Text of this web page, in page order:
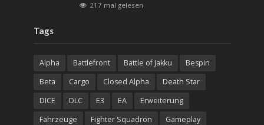
217 mal gelesen
Tags
Alpha Battlefront Battle of Jakku
Bespin
Beta
Cargo Closed Alpha
Death Star
DICE
DLC E3 EA
Erweiterung
Fahrzeuge
Fighter Squadron
Gameplay